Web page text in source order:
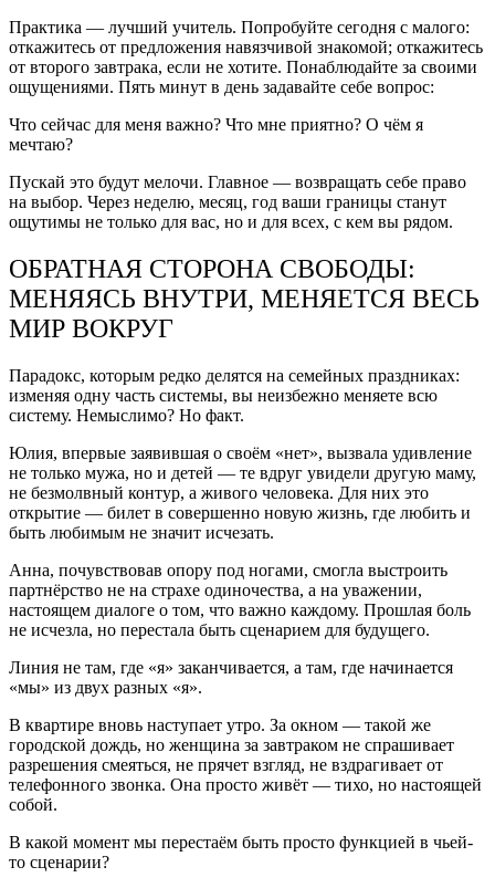
Практика — лучший учитель. Попробуйте сегодня с малого:
откажитесь от предложения навязчивой знакомой; откажитесь
от второго завтрака, если не хотите. Понаблюдайте за своими
ощущениями. Пять минут в день задавайте себе вопрос:
Что сейчас для меня важно? Что мне приятно? О чём я
мечтаю?
Пускай это будут мелочи. Главное — возвращать себе право
на выбор. Через неделю, месяц, год ваши границы станут
ощутимы не только для вас, но и для всех, с кем вы рядом.
ОБРАТНАЯ СТОРОНА СВОБОДЫ:
МЕНЯЯСЬ ВНУТРИ, МЕНЯЕТСЯ ВЕСЬ
МИР ВОКРУГ
Парадокс, которым редко делятся на семейных праздниках:
изменяя одну часть системы, вы неизбежно меняете всю
систему. Немыслимо? Но факт.
Юлия, впервые заявившая о своём «нет», вызвала удивление
не только мужа, но и детей — те вдруг увидели другую маму,
не безмолвный контур, а живого человека. Для них это
открытие — билет в совершенно новую жизнь, где любить и
быть любимым не значит исчезать.
Анна, почувствовав опору под ногами, смогла выстроить
партнёрство не на страхе одиночества, а на уважении,
настоящем диалоге о том, что важно каждому. Прошлая боль
не исчезла, но перестала быть сценарием для будущего.
Линия не там, где «я» заканчивается, а там, где начинается
«мы» из двух разных «я».
В квартире вновь наступает утро. За окном — такой же
городской дождь, но женщина за завтраком не спрашивает
разрешения смеяться, не прячет взгляд, не вздрагивает от
телефонного звонка. Она просто живёт — тихо, но настоящей
собой.
В какой момент мы перестаём быть просто функцией в чьей-
то сценарии?